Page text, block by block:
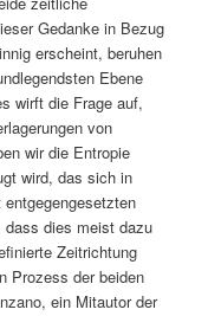
Gedanke in Bezug
erscheint, beruhen
Ebene
wirft die Frage auf,
von
wir die Entropie
wird, das sich in
dass dies meist dazu
Zeitrichtung
Prozess der beiden
ein Mitautor der